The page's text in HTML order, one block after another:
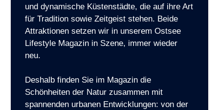
und dynamische Küstenstädte, die auf ihre Art
für Tradition sowie Zeitgeist stehen. Beide
Attraktionen setzen wir in unserem Ostsee
Lifestyle Magazin in Szene, immer wieder
neu.
Deshalb finden Sie im Magazin die
Schönheiten der Natur zusammen mit
spannenden urbanen Entwicklungen: von der